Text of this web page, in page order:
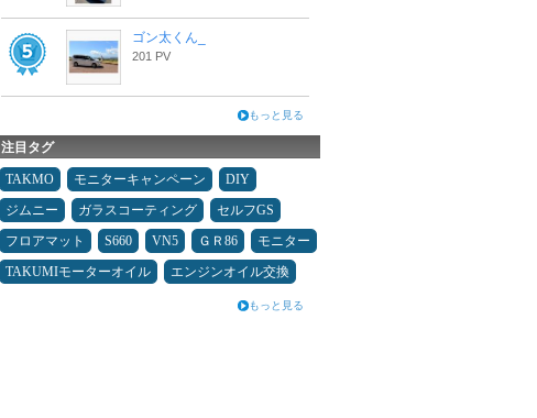
ゴン太くん_
201 PV
もっと見る
注目タグ
TAKMO モニターキャンペーン
DIY
ジムニー
ガラスコーティング
セルフGS
フロアマット
S660 VN5 ＧＲ86
モニター
TAKUMIモーターオイル
エンジンオイル交換
もっと見る